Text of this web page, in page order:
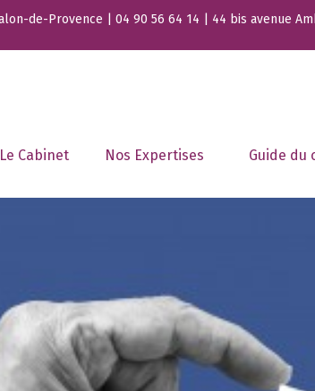
de-Provence | 04 90 56 64 14 | 44 bis avenue
Le Cabinet Nos Expertises Guide du